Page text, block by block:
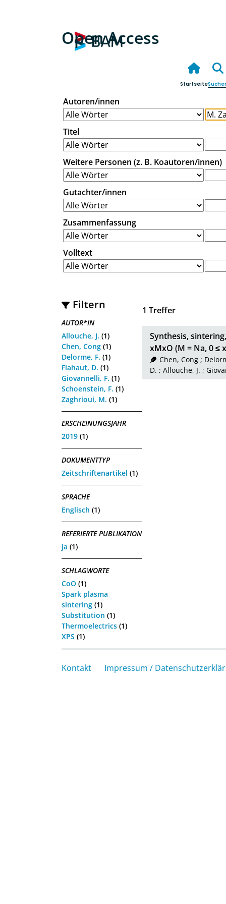
Open Access
Startseite
Autoren/innen
Titel
Weitere Personen (z. B. Koautoren/innen)
Gutachter/innen
Zusammenfassung
Volltext
Filtern
AUTOR*IN
Allouche, J. (1)
Chen, Cong (1)
Delorme, F. (1)
Flahaut, D. (1)
Giovannelli, F. (1)
Schoenstein, F. (1)
Zaghrioui, M. (1)
ERSCHEINUNGSJAHR
2019 (1)
DOKUMENTTYP
Zeitschriftenartikel (1)
SPRACHE
Englisch (1)
REFERIERTE PUBLIKATION
ja (1)
SCHLAGWORTE
CoO (1)
Spark plasma
sintering (1)
Substitution (1)
Thermoelectrics (1)
XPS (1)
1 Treffer
Synthesis,
xMxO (M = Na, 0 ≤
Chen, Cong;
D. ; Allouche, J. ;
Kontakt Impressum /